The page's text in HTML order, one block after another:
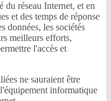
du réseau Internet, et en
et des temps de réponse
données, les sociétés
meilleurs efforts,
l'accès et
ne sauraient être
informatique